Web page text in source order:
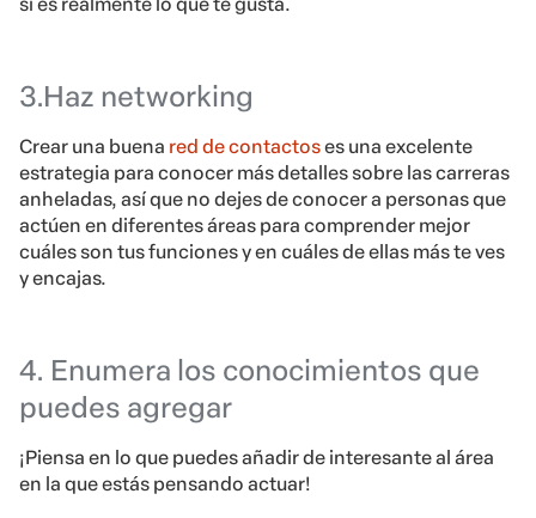
3.Haz networking
Crear una buena red de contactoses una excelente
estrategia para conocer más detalles sobre las carreras
anheladas, así que no dejes de conocer a personas que
actúen en diferentes áreas para comprender mejor
cuáles son tus funciones y en cuáles de ellas más te ves
y encajas.
4. Enumera los conocimientos que
puedes agregar
¡Piensa en lo que puedes añadir de interesante al área
en la que estás pensando actuar!